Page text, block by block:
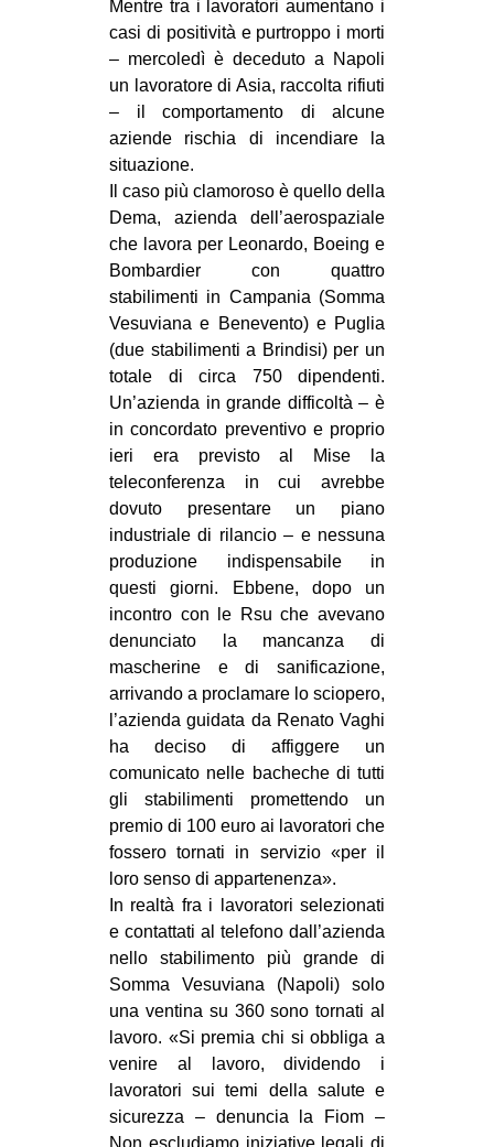
REPRESSIONE
STUDENTI
CULTURE
CINEMA
MANIFESTI
MUSICA
RECENSIONI
INTERNAZIONALE
AFRICA
AMERICHE
ESTREMO ORIENTE
EUROPA
MEDIO ORIENTE
MONDO
EVENTI
in
Fb
tw
bsky
ms
SEARCH
Mentre tra i lavoratori aumentano i
casi di positività e purtroppo i morti
– mercoledì è deceduto a Napoli
un lavoratore di Asia, raccolta rifiuti
– il comportamento di alcune
aziende rischia di incendiare la
situazione.
Il caso più clamoroso è quello della
Dema, azienda dell’aerospaziale
che lavora per Leonardo, Boeing e
Bombardier con quattro
stabilimenti in Campania (Somma
Vesuviana e Benevento) e Puglia
(due stabilimenti a Brindisi) per un
totale di circa 750 dipendenti.
Un’azienda in grande difficoltà – è
in concordato preventivo e proprio
ieri era previsto al Mise la
teleconferenza in cui avrebbe
dovuto presentare un piano
industriale di rilancio – e nessuna
produzione indispensabile in
questi giorni. Ebbene, dopo un
incontro con le Rsu che avevano
denunciato la mancanza di
mascherine e di sanificazione,
arrivando a proclamare lo sciopero,
l’azienda guidata da Renato Vaghi
ha deciso di affiggere un
comunicato nelle bacheche di tutti
gli stabilimenti promettendo un
premio di 100 euro ai lavoratori che
fossero tornati in servizio «per il
loro senso di appartenenza».
In realtà fra i lavoratori selezionati
e contattati al telefono dall’azienda
nello stabilimento più grande di
Somma Vesuviana (Napoli) solo
una ventina su 360 sono tornati al
lavoro. «Si premia chi si obbliga a
venire al lavoro, dividendo i
lavoratori sui temi della salute e
sicurezza – denuncia la Fiom –